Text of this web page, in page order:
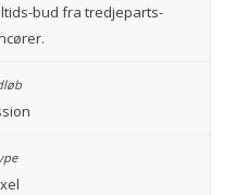
bud fra tredjeparts-